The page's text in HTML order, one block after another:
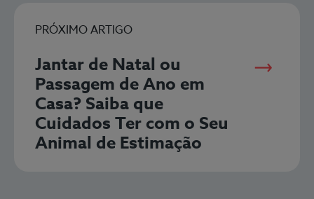
PRÓXIMO ARTIGO
Jantar de Natal ou
Passagem de Ano em
Casa? Saiba que
Cuidados Ter com o Seu
Animal de Estimação